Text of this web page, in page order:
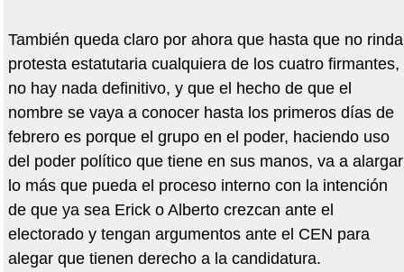
También queda claro por ahora que hasta que no rinda
protesta estatutaria cualquiera de los cuatro firmantes,
no hay nada definitivo, y que el hecho de que el
nombre se vaya a conocer hasta los primeros días de
febrero es porque el grupo en el poder, haciendo uso
del poder político que tiene en sus manos, va a alargar
lo más que pueda el proceso interno con la intención
de que ya sea Erick o Alberto crezcan ante el
electorado y tengan argumentos ante el CEN para
alegar que tienen derecho a la candidatura.